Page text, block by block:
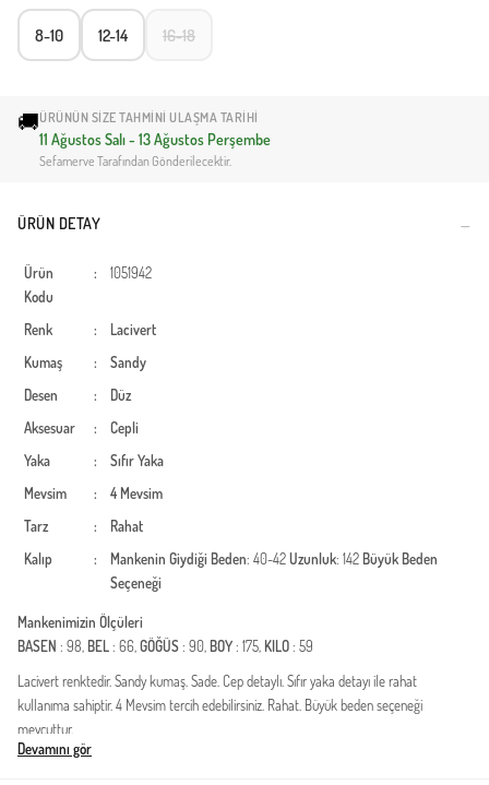
8-10 12-14 16-18
🚚ÜRÜNÜN SIZE TAHMINI ULAŞMA TARIHI
11 Ağustos Salı - 13 Ağustos Perşembe
Sefamerve Tarafından Gönderilecektir.
ÜRÜN DETAY
Ürün
Kodu
: 1051942
Renk :
Lacivert
Kumaş
:
Sandy
Desen
:
Düz
Aksesuar
:
Cepli
Yaka
:
Sıfır Yaka
Mevsim
:
4 Mevsim
Tarz
:
Rahat
Kalıp
: Mankenin Giydiği Beden: 40-42Uzunluk: 142 Büyük Beden
Seçeneği
Mankenimizin Ölçüleri
BASEN : 98, BEL: 66,GÖĞÜS: 90, BOY: 175, KILO: 59
Lacivert renktedir. Sandy kumaş. Sade. Cep detaylı. Sıfır yaka detayı ile rahat
kullanıma sahiptir. 4 Mevsim tercih edebilirsiniz. Rahat. Büyük beden seçeneği
mevcuttur.
Modern muhafazakar stilin en işlevsel parçalarından biri olan cepli sandy kumaş
Devamını gör